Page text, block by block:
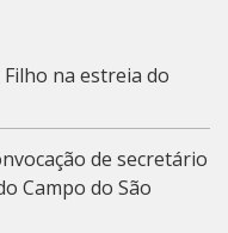
na estreia do
de secretário
Campo do São